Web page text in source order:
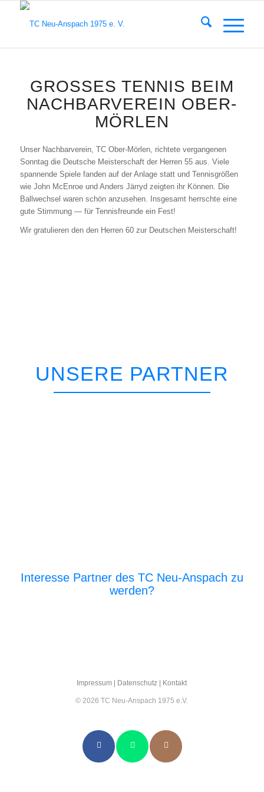
GROSSES TENNIS BEIM N
ACHBARVEREIN OBER-M
ÖRLEN
Unser Nach­bar­ver­ein, TC Ober-Mör­len, rich­te­te ver­gan­ge­nen
Sonn­tag die Deut­sche Meis­ter­schaft der Her­ren 55 aus. Vie­le
span­nen­de Spie­le fan­den auf der Anla­ge statt und Ten­nis­grö­ßen
wie John McEn­roe und Anders Jär­ryd zeig­ten ihr Kön­nen. Die
Ball­wech­sel waren schön anzu­se­hen. Ins­ge­samt herrsch­te eine
gute Stim­mung — für Ten­nis­freun­de ein Fest!
Wir gra­tu­lie­ren den den Her­ren 60 zur Deut­schen Meis­ter­schaft!
UNSERE PARTNER
Interesse Partner des TC Neu-Anspach zu
werden?
Impres­sum Daten­schutz Kon­takt
© 2026 TC Neu-Anspach 1975 e.V.